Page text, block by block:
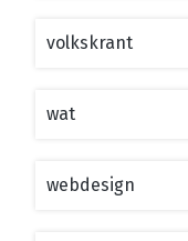
volkskrant
wat
webdesign